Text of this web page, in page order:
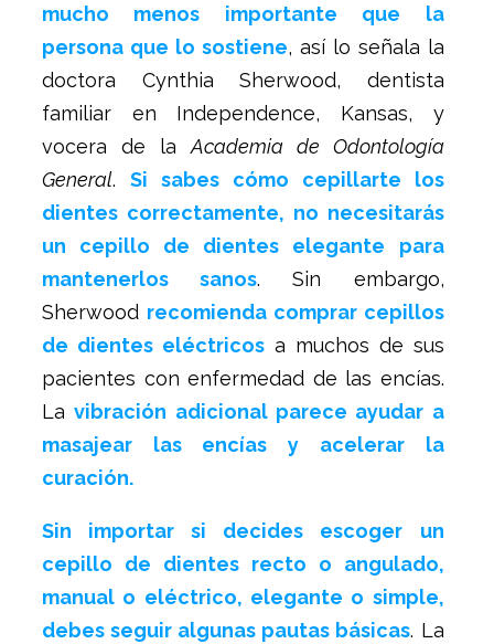
mucho menos importante que la
persona que lo sostiene, así lo señala la
doctora Cynthia Sherwood, dentista
familiar en Independence, Kansas, y
vocera de la Academia de Odontología
General. Si sabes cómo cepillarte los
dientes correctamente, no necesitarás
un cepillo de dientes elegante para
mantenerlos sanos. Sin embargo,
Sherwood recomienda comprar cepillos
de dientes eléctricosa muchos de sus
pacientes con enfermedad de las encías.
Lavibración adicional parece ayudar a
masajear las encías y acelerar la
curación.
Sin importar si decides escoger un
cepillo de dientes recto o angulado,
manual o eléctrico, elegante o simple,
debes seguir algunas pautas básicas. La